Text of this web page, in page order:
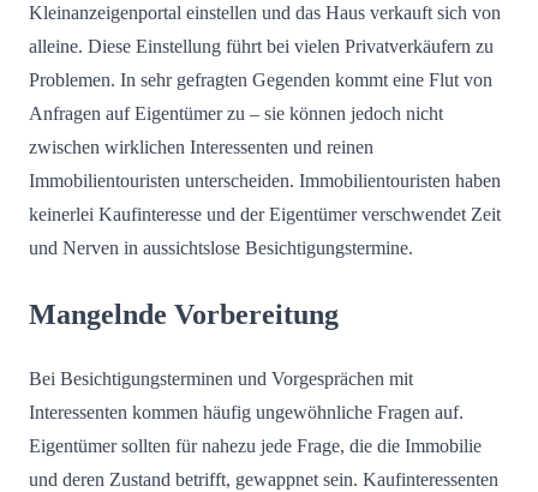
Kleinanzeigenportal einstellen und das Haus verkauft sich von
alleine. Diese Einstellung führt bei vielen Privatverkäufern zu
Problemen. In sehr gefragten Gegenden kommt eine Flut von
Anfragen auf Eigentümer zu – sie können jedoch nicht
zwischen wirklichen Interessenten und reinen
Immobilientouristen unterscheiden. Immobilientouristen haben
keinerlei Kaufinteresse und der Eigentümer verschwendet Zeit
und Nerven in aussichtslose Besichtigungstermine.
Mangelnde Vorbereitung
Bei Besichtigungsterminen und Vorgesprächen mit
Interessenten kommen häufig ungewöhnliche Fragen auf.
Eigentümer sollten für nahezu jede Frage, die die Immobilie
und deren Zustand betrifft, gewappnet sein. Kaufinteressenten